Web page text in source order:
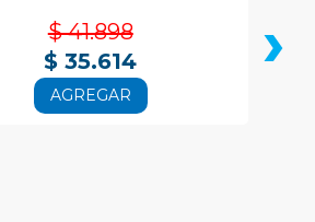
$ 41.898
$ 35.614
AGREGAR
›